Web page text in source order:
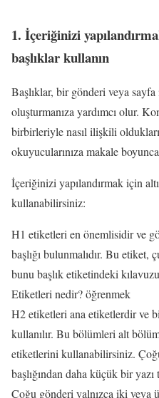
1. İçeriğinizi
başlıklar kullanın
Başlıklar, bir gönderi veya sayfa
oluşturmanıza yardımcı olur.
birbirleriyle nasıl ilişkili
okuyucularınıza makale
İçeriğinizi yapılandırmak için
kullanabilirsiniz:
H1 etiketleri en önemlisidir ve
başlığı bulunmalıdır. Bu etiket,
bunu başlık etiketindeki
Etiketleri nedir? öğrenmek
H2 etiketleri ana etiketlerdir ve
kullanılır. Bu bölümleri alt
etiketlerini kullanabilirsiniz.
başlığından daha küçük bir
Çoğu gönderi yalnızca iki veya